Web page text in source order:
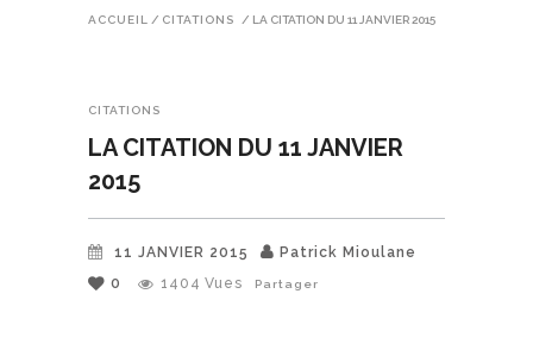
ACCUEIL / CITATIONS / LA CITATION DU 11 JANVIER 2015
CITATIONS
LA CITATION DU 11 JANVIER
2015
11 JANVIER 2015
Patrick Mioulane
0
1404 Vues Partager